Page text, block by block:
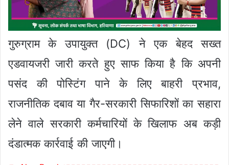
गुरुग्राम के उपायुक्त (DC) ने एक बेहद सख्त
एडवायजरी जारी करते हुए साफ किया है कि अपनी
पसंद की पोस्टिंग पाने के लिए बाहरी प्रभाव,
राजनीतिक दबाव या गैर-सरकारी सिफारिशों का सहारा
लेने वाले सरकारी कर्मचारियों के खिलाफ अब कड़ी
दंडात्मक कार्रवाई की जाएगी।